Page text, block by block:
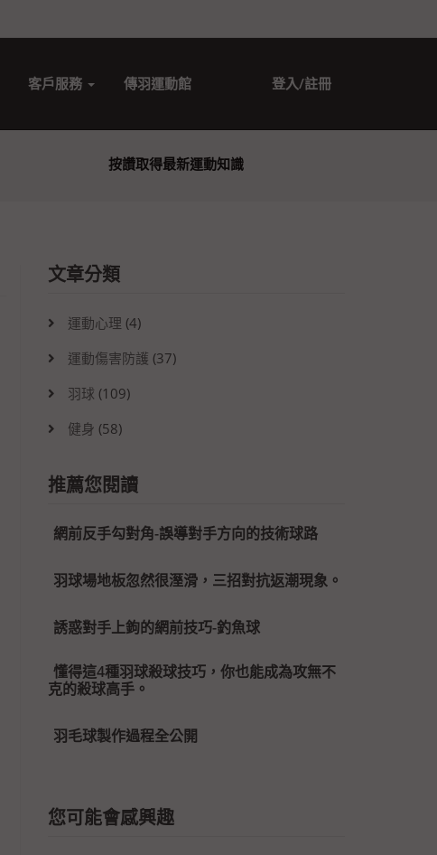
客戶服務 傳羽運動館 登入/註冊
按讚取得最新運動知識
文章分類
運動心理 (4)
運動傷害防護 (37)
羽球 (109)
健身 (58)
推薦您閱讀
網前反手勾對角-誤導對手方向的技術球路
羽球場地板忽然很溼滑，三招對抗返潮現象。
誘惑對手上鉤的網前技巧-釣魚球
懂得這4種羽球殺球技巧，你也能成為攻無不
克的殺球高手。
羽毛球製作過程全公開
您可能會感興趣